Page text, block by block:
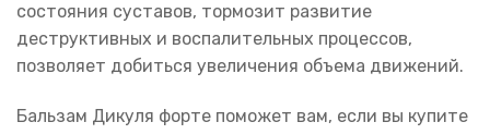
состояния суставов, тормозит развитие
деструктивных и воспалительных процессов,
позволяет добиться увеличения объема движений.
Бальзам Дикуля форте поможет вам, если вы купите